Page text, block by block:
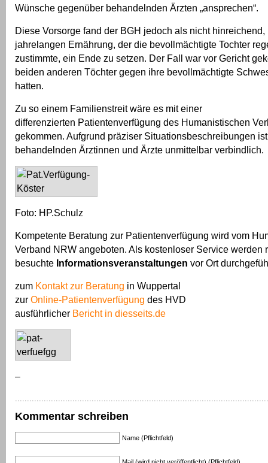
Wünsche gegenüber behandelnden Ärzten „ansprechen“.
Diese Vorsorge fand der BGH jedoch als nicht hinreichend,
jahrelangen Ernährung, der die bevollmächtigte Tochter
zustimmte, ein Ende zu setzen. Der Fall war vor Gericht
beiden anderen Töchter gegen ihre bevollmächtigte
hatten.
Zu so einem Familienstreit wäre es mit einer
differenzierten Patientenverfügung des Humanistischen
gekommen. Aufgrund präziser Situationsbeschreibungen
behandelnden Ärztinnen und Ärzte unmittelbar verbindlich.
Foto: HP.Schulz
Kompetente Beratung zur Patientenverfügung wird vom
Verband NRW angeboten. Als kostenloser Service werden
besuchte Informationsveranstaltungen vor Ort
zum Kontakt zur Beratung in Wuppertal
zur Online-Patientenverfügung des HVD
ausführlicher Bericht in diesseits.de
–
Kommentar schreiben
Name (Pflichtfeld)